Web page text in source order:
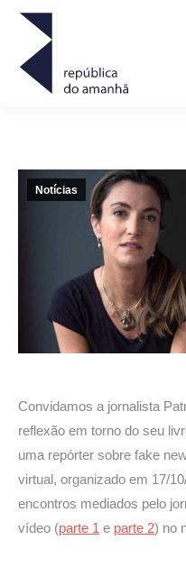
Notícias
Convidamos a jornalista
reflexão em torno do seu
uma repórter sobre fake
virtual, organizado em 17/
encontros mediados pelo
vídeo (parte 1 e parte 2) no